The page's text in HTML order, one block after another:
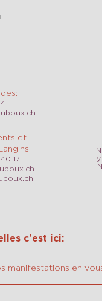
et
17
y
c'est ici:
manifestations en